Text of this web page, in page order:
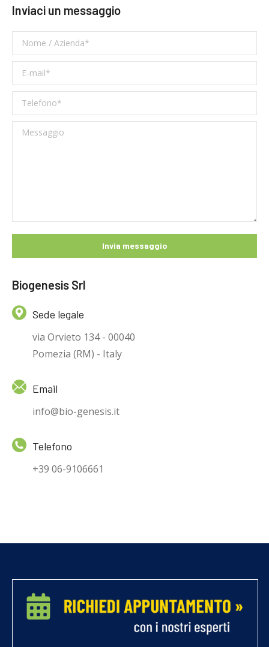
Inviaci un messaggio
Biogenesis Srl
Sede legale
via Orvieto 134 - 00040
Pomezia (RM) - Italy
Email
info@bio-genesis.it
Telefono
+39 06-9106661